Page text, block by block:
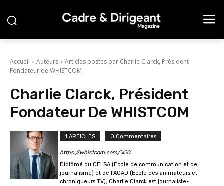
Accueil Auteurs
Articles postés par Charlie Clarck, Président
Fondateur de WHISTCOM
Charlie Clarck, Président
Fondateur De WHISTCOM
1 ARTICLES 0 Commentaires
https://whistcom.com/%20
Diplômé du CELSA (Ecole de communication et de
journalisme) et de l’ACAD (Ecole des animateurs et
chroniqueurs TV), Charlie Clarck est journaliste-